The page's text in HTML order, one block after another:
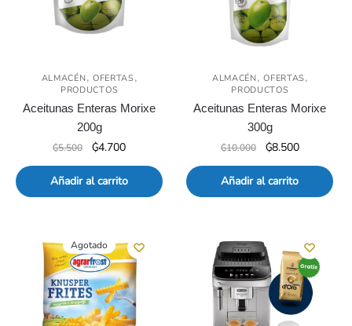
ALMACÉN, OFERTAS,
PRODUCTOS
Aceitunas Enteras Morixe
200g
₲5.500
El
precio
original
era:
₲4.700El
precio
actual
es:
Añadir al carrito
ALMACÉN,OFERTAS,
PRODUCTOS
Aceitunas Enteras Morixe
300g
₲10.000
El
precio
original
era:
₲8.500El
precio
actual
es:
Añadir al carrito
Agotado